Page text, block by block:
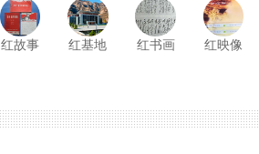
红故事 红基地 红书画 红映像